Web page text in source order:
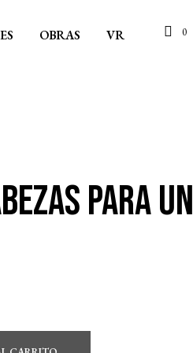
OBRAS VR 0
para un